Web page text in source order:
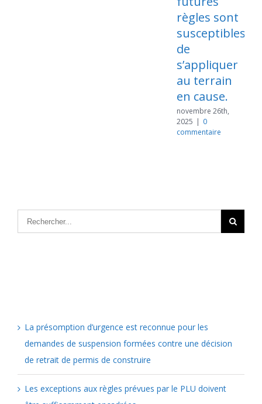
règles sont
susceptibles
de
s’appliquer
au terrain
en cause.
novembre 26th,
2025 | 0
commentaire
La présomption d’urgence est reconnue pour les
demandes de suspension formées contre une décision
de retrait de permis de construire
Les exceptions aux règles prévues par le PLU doivent